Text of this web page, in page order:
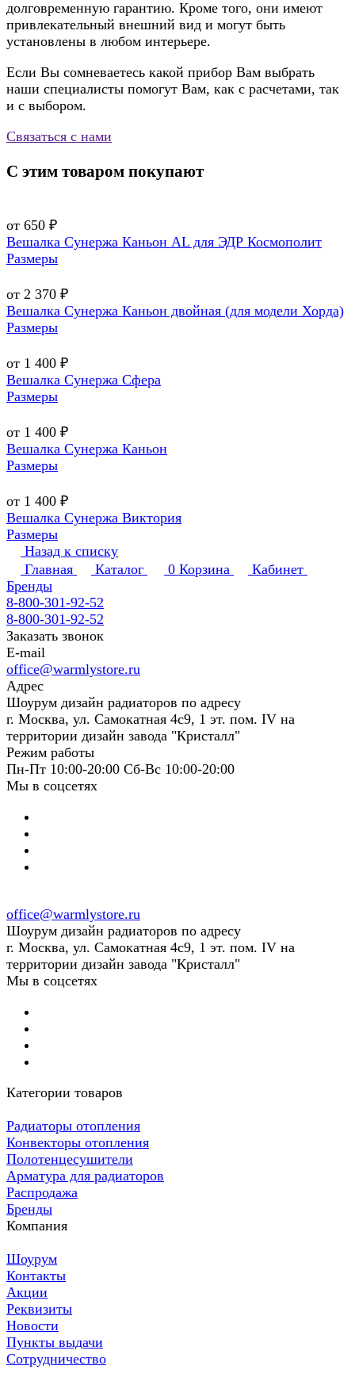
долговременную гарантию. Кроме того, они имеют
привлекательный внешний вид и могут быть
установлены в любом интерьере.
Если Вы сомневаетесь какой прибор Вам выбрать
наши специалисты помогут Вам, как с расчетами, так
и с выбором.
Связаться с нами
С этим товаром покупают
от 650 ₽
Вешалка Сунержа Каньон AL для ЭДР Космополит
Размеры
от 2 370 ₽
Вешалка Сунержа Каньон двойная (для модели Хорда)
Размеры
от 1 400 ₽
Вешалка Сунержа Сфера
Размеры
от 1 400 ₽
Вешалка Сунержа Каньон
Размеры
от 1 400 ₽
Вешалка Сунержа Виктория
Размеры
Назад к списку
Главная
Каталог 0 Корзина
Кабинет
Бренды
8-800-301-92-52
8-800-301-92-52
Заказать звонок
E-mail
office@warmlystore.ru
Адрес
Шоурум дизайн радиаторов по адресу
г. Москва, ул. Самокатная 4с9, 1 эт. пом. IV на
территории дизайн завода "Кристалл"
Режим работы
Пн-Пт 10:00-20:00 Сб-Вс 10:00-20:00
Мы в соцсетях
office@warmlystore.ru
Шоурум дизайн радиаторов по адресу
г. Москва, ул. Самокатная 4с9, 1 эт. пом. IV на
территории дизайн завода "Кристалл"
Мы в соцсетях
Категории товаров
Радиаторы отопления
Конвекторы отопления
Полотенцесушители
Арматура для радиаторов
Распродажа
Бренды
Компания
Шоурум
Контакты
Акции
Реквизиты
Новости
Пункты выдачи
Сотрудничество